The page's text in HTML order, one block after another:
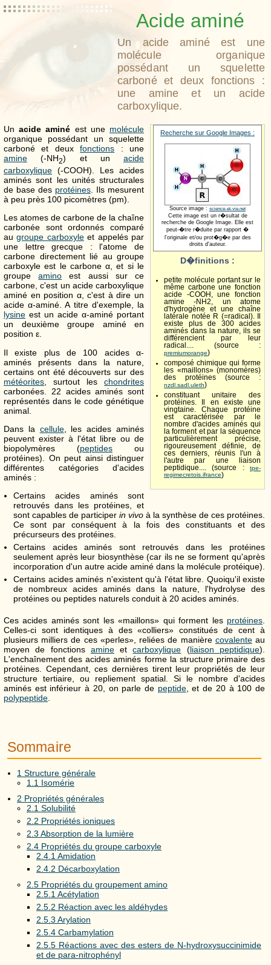
Acide aminé
Un acide aminé est une
molécule organique
possédant un squelette
carboné et deux fonctions :
une amine et un acide
carboxylique.
Recherche sur Google Images :
Source image : science-et-vie.net
Cette image est un r�sultat de
recherche de Google Image. Elle est
peut-�tre r�duite par rapport �
l'originale et/ou prot�g�e par des
droits d'auteur.
D�finitions :
petite molécule portant sur le
même carbone une fonction
acide -COOH, une fonction
amine -NH2, un atome
d'hydrogène et une chaîne
latérale notée R (=radical). Il
existe plus de 300 acides
aminés dans la nature, ils se
différencient par leur
radical.... (source :
premiumorange)
composé chimique qui forme
les «maillons» (monomères)
des protéines (source :
nzdl.sadl.uleth)
constituant unitaire des
protéines. Il en existe une
vingtaine. Chaque protéine
est caractérisée par le
nombre d'acides aminés qui
la forment et par la séquence
particulièrement précise,
rigoureusement définie, de
ces derniers, réunis l'un à
l'autre par une liaison
peptidique.... (source : tpe-
regimecretois.ifrance)
Unacide aminé est une molécule
organique possédant un squelette
carboné et deuxfonctions : une
amine (-NH2) et un acide
carboxylique (-COOH). Les acides
aminés sont les unités structurales
de base des protéines . Ils mesurent
à peu près 100 picomètres (pm).
Les atomes de carbone de la chaîne
carbonée sont ordonnés comparé
augroupe carboxyleet appelés par
une lettre grecque : l'atome de
carbone directement lié au groupe
carboxyle est le carbone α, et si le
groupeamino est aussi sur ce
carbone, c'est un acide carboxylique
aminé en position α, c'est à dire un
acide α-aminé. A titre d'exemple, la
lysine est un acide α-aminé portant
un deuxième groupe aminé en
position ε.
Il existe plus de 100 acides α-
aminés présents dans la nature,
certains ont été découverts sur des
météorites , surtout les chondrites
carbonées. 22 acides aminés sont
représentés dans le code génétique
animal.
Dans la cellule, les acides aminés
peuvent exister à l'état libre ou de
biopolymères (peptides ou
protéines). On peut ainsi distinguer
différentes catégories d'acides
aminés :
Certains acides aminés sont
retrouvés dans les protéines, et
sont capables de participer in vivo à la synthèse de ces protéines.
Ce sont par conséquent à la fois des constituants et des
précurseurs des protéines.
Certains acides aminés sont retrouvés dans les protéines
seulement après leur biosynthèse (car ils ne se forment qu'après
incorporation d'un autre acide aminé dans la molécule protéique).
Certains acides aminés n'existent qu'à l'état libre. Quoiqu'il existe
de nombreux acides aminés dans la nature, l'hydrolyse des
protéines ou peptides naturels conduit à 20 acides aminés.
Ces acides aminés sont les «maillons» qui forment les protéines
Celles-ci sont identiques à des «colliers» constitués de cent à
plusieurs milliers de ces «perles», reliées de manière covalenteau
moyen de fonctions amineetcarboxylique (liaison peptidique).
L'enchaînement des acides aminés forme la structure primaire des
protéines. Cependant, ces dernières tirent leur propriétés de leur
structure tertiaire, ou repliement spatial. Si le nombre d'acides
aminés est inférieur à 20, on parle de peptide, et de 20 à 100 de
polypeptide
Sommaire
1 Structure générale
1.1 Isomérie
2 Propriétés générales
2.1 Solubilité
2.2 Propriétés ioniques
2.3 Absorption de la lumière
2.4 Propriétés du groupe carboxyle
2.4.1Amidation
2.4.2 Décarboxylation
2.5 Propriétés du groupement amino
2.5.1Acétylation
2.5.2 Réaction avec les aldéhydes
2.5.3 Arylation
2.5.4 Carbamylation
2.5.5 Réactions avec des esters de N-hydroxysuccinimide
et de para-nitrophényl